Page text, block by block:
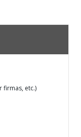
firmas, etc.)